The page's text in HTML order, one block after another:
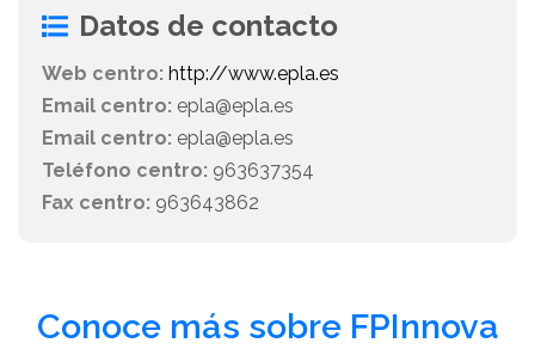
Datos de contacto
Web centro: http://www.epla.es
Email centro: epla@epla.es
Email centro: epla@epla.es
Teléfono centro: 963637354
Fax centro: 963643862
Conoce más sobre FPInnova